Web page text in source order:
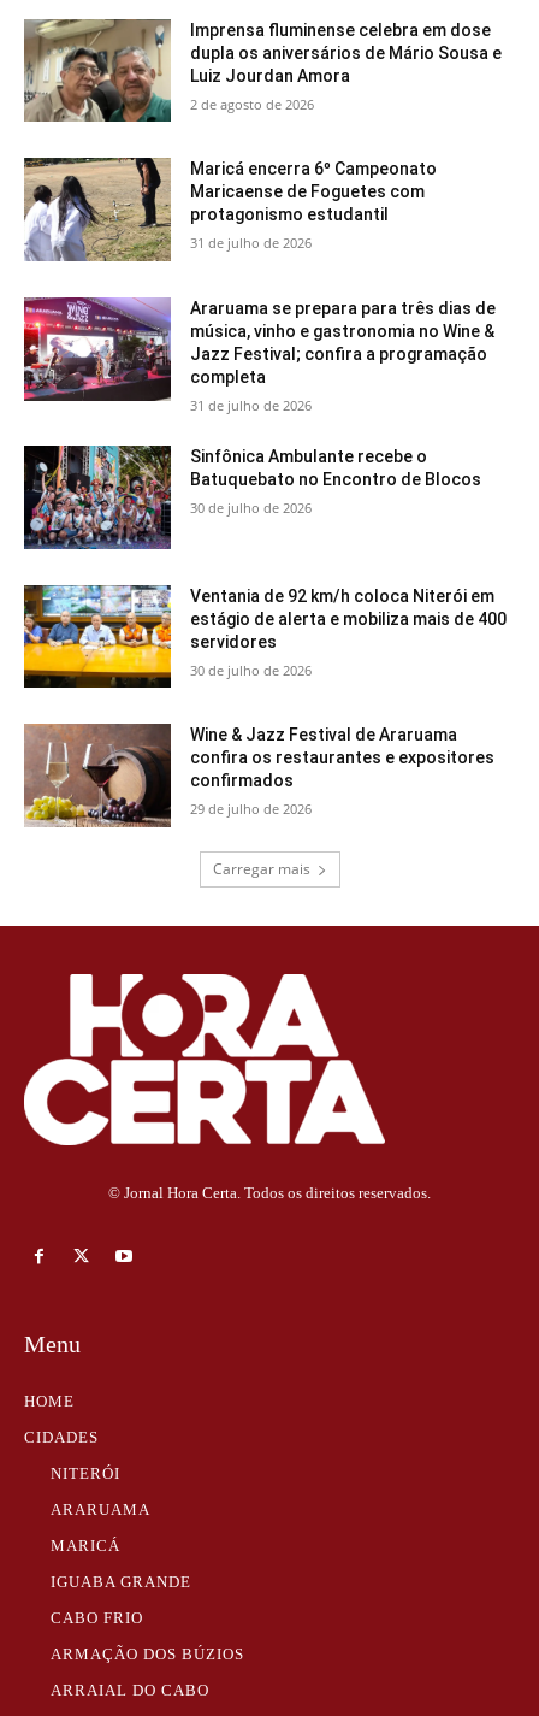
Imprensa fluminense celebra em dose
dupla os aniversários de Mário Sousa e
Luiz Jourdan Amora
2 de agosto de 2026
Maricá encerra 6º Campeonato
Maricaense de Foguetes com
protagonismo estudantil
31 de julho de 2026
Araruama se prepara para três dias de
música, vinho e gastronomia no Wine &
Jazz Festival; confira a programação
completa
31 de julho de 2026
Sinfônica Ambulante recebe o
Batuquebato no Encontro de Blocos
30 de julho de 2026
Ventania de 92 km/h coloca Niterói em
estágio de alerta e mobiliza mais de 400
servidores
30 de julho de 2026
Wine & Jazz Festival de Araruama
confira os restaurantes e expositores
confirmados
29 de julho de 2026
Carregar mais
© Jornal Hora Certa. Todos os direitos reservados.
Menu
HOME
CIDADES
NITERÓI
ARARUAMA
MARICÁ
IGUABA GRANDE
CABO FRIO
ARMAÇÃO DOS BÚZIOS
ARRAIAL DO CABO